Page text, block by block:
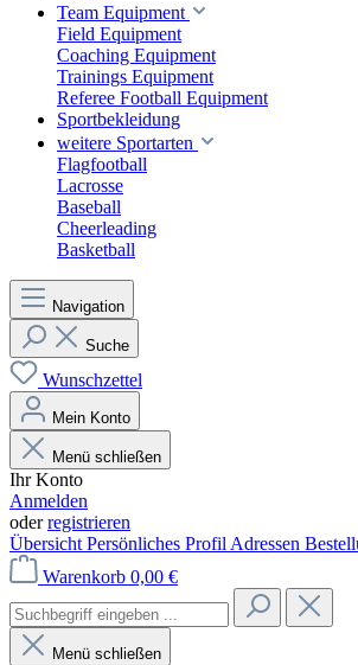
Team Equipment
Field Equipment
Coaching Equipment
Trainings Equipment
Referee Football Equipment
Sportbekleidung
weitere Sportarten
Flagfootball
Lacrosse
Baseball
Cheerleading
Basketball
Navigation
Suche
Wunschzettel
Mein Konto
Menü schließen
Ihr Konto
Anmelden
oderregistrieren
Übersicht Persönliches Profil Adressen
Warenkorb 0,00 €
Menü schließen